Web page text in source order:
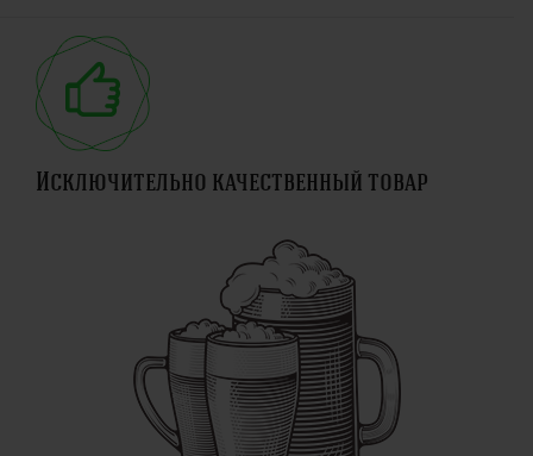
Исключительно качественный товар